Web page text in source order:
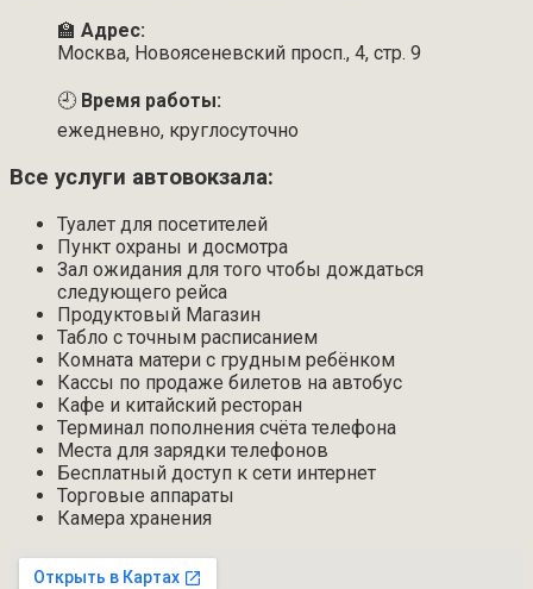
🏫 Адрес:
Москва, Новоясеневский просп., 4, стр. 9
🕘 Время работы:
ежедневно, круглосуточно
Все услуги автовокзала:
Туалет для посетителей
Пункт охраны и досмотра
Зал ожидания для того чтобы дождаться
следующего рейса
Продуктовый Магазин
Табло с точным расписанием
Комната матери с грудным ребёнком
Кассы по продаже билетов на автобус
Кафе и китайский ресторан
Терминал пополнения счёта телефона
Места для зарядки телефонов
Бесплатный доступ к сети интернет
Торговые аппараты
Камера хранения